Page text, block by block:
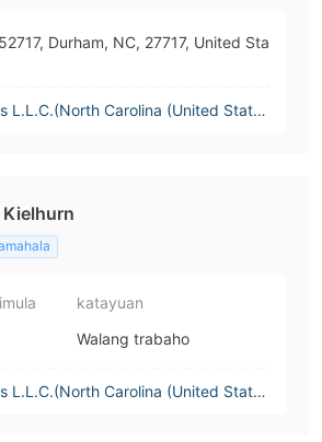
Durham, NC, 27717, United Sta
L.L.C.(North Carolina (United State
katayuan
Walang trabaho
L.L.C.(North Carolina (United State